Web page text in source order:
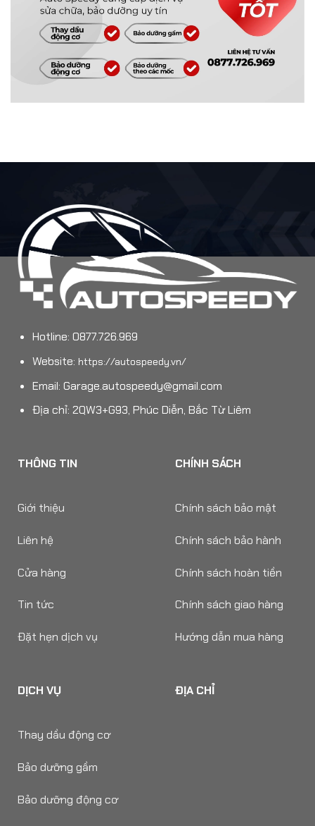
Hotline: 0877.726.969
Website: https://autospeedy.vn/
Email: Garage.autospeedy@gmail.com
Địa chỉ: 2QW3+G93, Phúc Diễn, Bắc Từ Liêm
THÔNG TIN
Giới thiệu
Liên hệ
Cửa hàng
Tin tức
Đặt hẹn dịch vụ
CHÍNH SÁCH
Chính sách bảo mật
Chính sách bảo hành
Chính sách hoàn tiền
Chính sách giao hàng
Hướng dẫn mua hàng
DỊCH VỤ
Thay dầu động cơ
Bảo dưỡng gầm
Bảo dưỡng động cơ
ĐỊA CHỈ